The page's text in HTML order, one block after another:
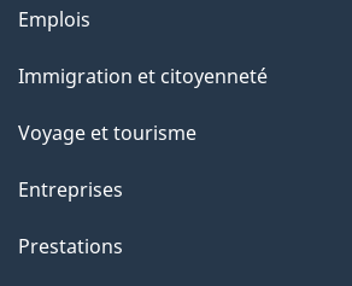
Thèmes
sujets
Emplois
Immigration et citoyenneté
Voyage et tourisme
Entreprises
Prestations